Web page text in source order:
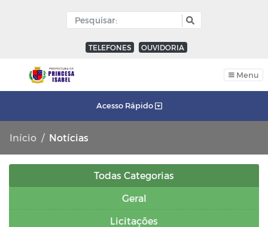
TELEFONES OUVIDORIA
Menu
Acesso Rápido
Início Notícias
Todas Categorias
Geral
Licitações